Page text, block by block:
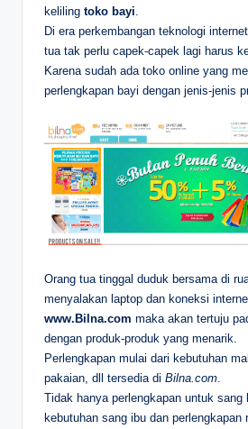
keliling toko bayi.
Di era perkembangan teknologi
tua tak perlu capek-capek lagi harus
Karena sudah ada toko online yang
perlengkapan bayi dengan jenis-jenis
Orang tua tinggal duduk bersama di
menyalakan laptop dan koneksi
www.Bilna.com maka akan tertuju
dengan produk-produk yang menarik.
Perlengkapan mulai dari kebutuhan
pakaian, dll tersedia di Bilna.com.
Tidak hanya perlengkapan untuk
kebutuhan sang ibu dan perlengkapan